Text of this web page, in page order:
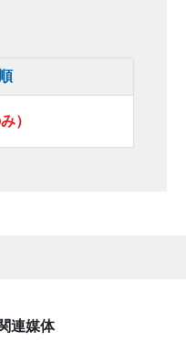
）
連媒体